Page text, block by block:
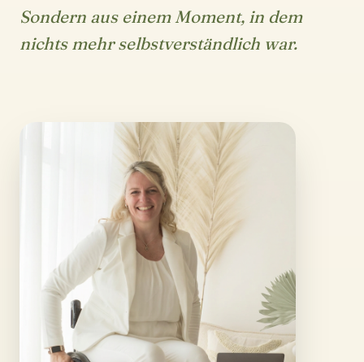
Sondern aus einem Moment, in dem
nichts mehr selbstverständlich war.